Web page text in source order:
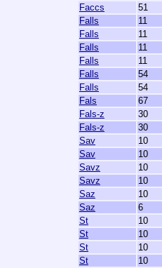
Faccs
51
Falls
11
Falls
11
Falls
11
Falls
11
Falls
54
Falls
54
Fals
67
Fals-z
30
Fals-z
30
Sav
10
Sav
10
Savz
10
Savz
10
Saz
10
Saz
6
St
10
St
10
St
10
St
10